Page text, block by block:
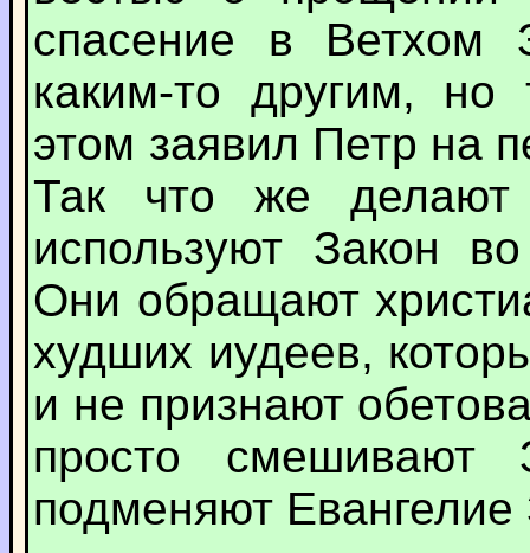
спасение в Ветхом
каким-то другим,
этом заявил Петр на
Так что же делают
используют Закон
Они обращают
худших иудеев,
и не признают
просто смешивают
подменяют